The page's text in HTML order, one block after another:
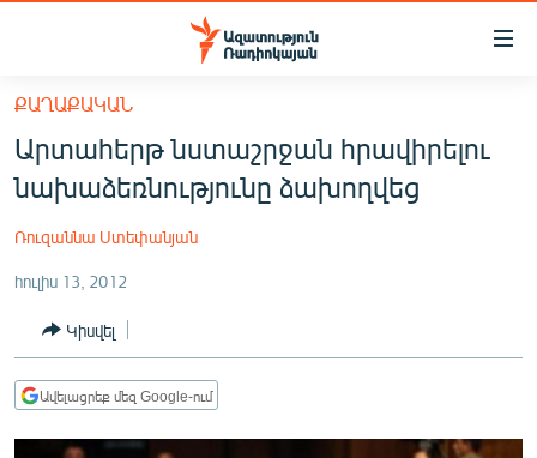
Մատչելիության
հիմնական
բովանդակությանը
Անցնել
հիմնական
մենյուին
ՀԱՅԱՍՏԱՆ
ՔԱՂԱՔԱԿԱՆ
ԸՆՏՐՈՒԹՅՈՒՆՆԵՐ 2026
ԻՐԱՎՈՒՆՔ
ՀԱՍԱՐԱԿՈՒԹՅՈՒՆ
ՏՆՏԵՍՈՒԹՅՈՒՆ
ՔԱՂԱՔԱԿԱՆ
Արտահերթ նստաշրջան հրավիրելու
նախաձեռնությունը ձախողվեց
Ռուզաննա Ստեփանյան
հուլիս 13, 2012
Կիսվել
Ավելացրեք մեզ Google-ում